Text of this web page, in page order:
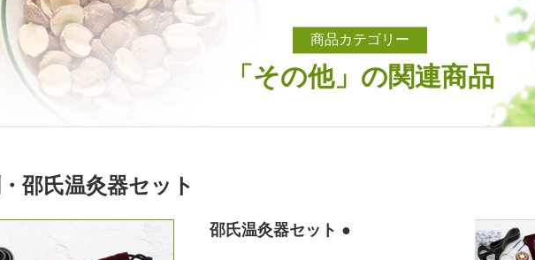
商品カテゴリー
「その他」の関連商品
邵氏温灸器セット
邵氏温灸器セット ●